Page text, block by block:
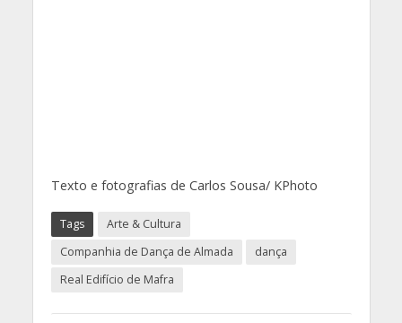
Texto e fotografias de Carlos Sousa/ KPhoto
Tags
Arte & Cultura
Companhia de Dança de Almada
dança
Real Edifício de Mafra